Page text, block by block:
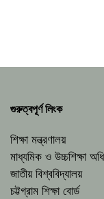
গুরুত্বপূর্ণ লিংক
শিক্ষা মন্ত্রণালয়
মাধ্যমিক ও উচ্চশিক্ষা
জাতীয় বিশ্ববিদ্যালয়
চট্টগ্রাম শিক্ষা বোর্ড